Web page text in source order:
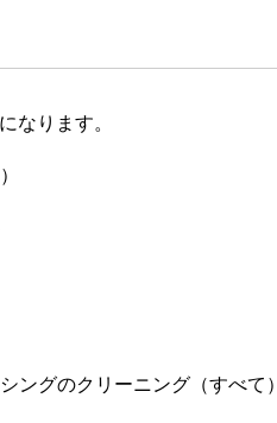
なります。
ングのクリーニング（すべて）